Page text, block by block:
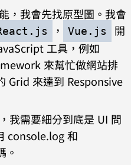
，我會先找原型圖。我會
， Vue.js
開
工具，例如
來幫忙做網站排
Grid 來達到 Responsive
我需要細分到底是 UI 問
console.log 和
。